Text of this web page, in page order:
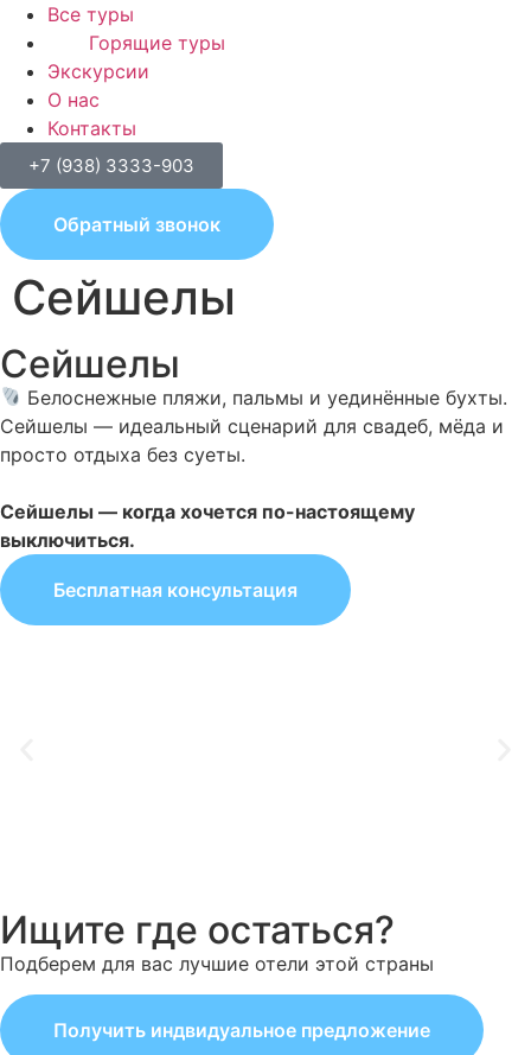
Все туры
Горящие туры
Экскурсии
О нас
Контакты
+7 (938) 3333-903
Обратный звонок
Сейшелы
Сейшелы
Белоснежные пляжи, пальмы и уединённые бухты.
Сейшелы — идеальный сценарий для свадеб, мёда и
просто отдыха без суеты.
Сейшелы — когда хочется по-настоящему
выключиться.
Бесплатная консультация
Ищите где остаться?
Подберем для вас лучшие отели этой страны
Получить индвидуальное предложение